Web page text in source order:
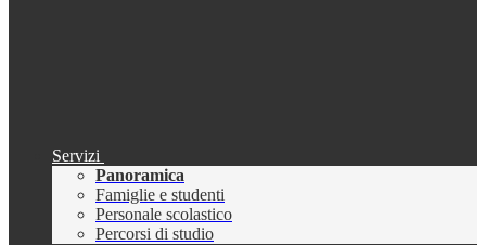
Servizi
Panoramica
Famiglie e studenti
Personale scolastico
Percorsi di studio